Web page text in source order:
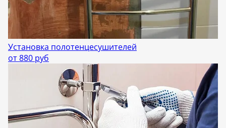
Установка полотенцесушителей
от 880 руб